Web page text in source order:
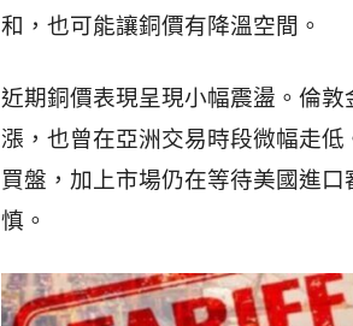
和，也可能讓銅價有降溫空間。
近期銅價表現呈現小幅震盪。倫
漲，也曾在亞洲交易時段微幅走
買盤，加上市場仍在等待美國進
慎。